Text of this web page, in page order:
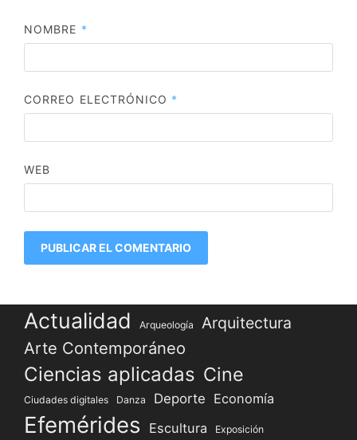
NOMBRE *
CORREO ELECTRÓNICO *
WEB
Actualidad Arqueología Arquitectura
Arte Contemporáneo
Ciencias aplicadas Cine
Ciudades digitales Danza Deporte Economía
Efemérides Escultura Exposición